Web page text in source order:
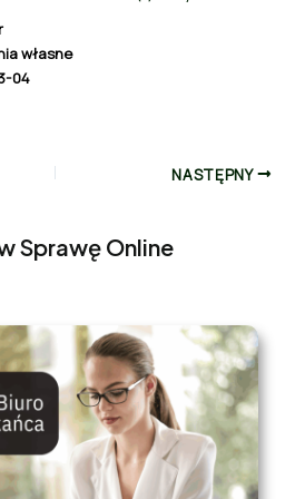
własne
04
NASTĘPNY
Sprawę Online